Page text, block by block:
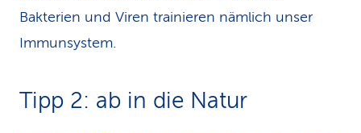
Bakterien und Viren trainieren nämlich unser
Immunsystem.
Tipp 2: ab in die Natur